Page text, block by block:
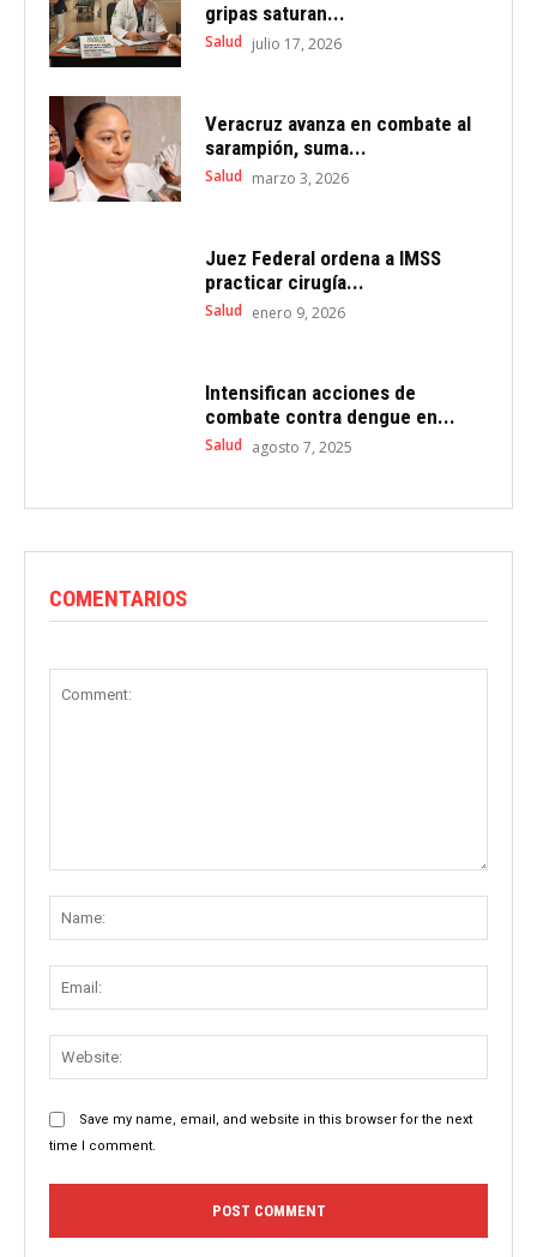
gripas saturan...
Salud julio 17, 2026
Veracruz avanza en combate al
sarampión, suma...
Salud marzo 3, 2026
Juez Federal ordena a IMSS
practicar cirugía...
Salud enero 9, 2026
Intensifican acciones de
combate contra dengue en...
Salud agosto 7, 2025
COMENTARIOS
Save my name, email, and website in this browser for the next
time I comment.